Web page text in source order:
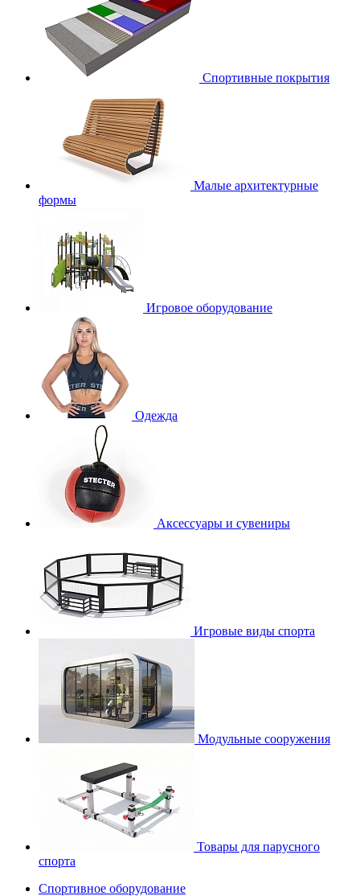
Спортивные покрытия
Малые архитектурные
формы
Игровое оборудование
Одежда
Аксессуары и сувениры
Игровые виды спорта
Модульные сооружения
Товары для парусного
спорта
Спортивное оборудование